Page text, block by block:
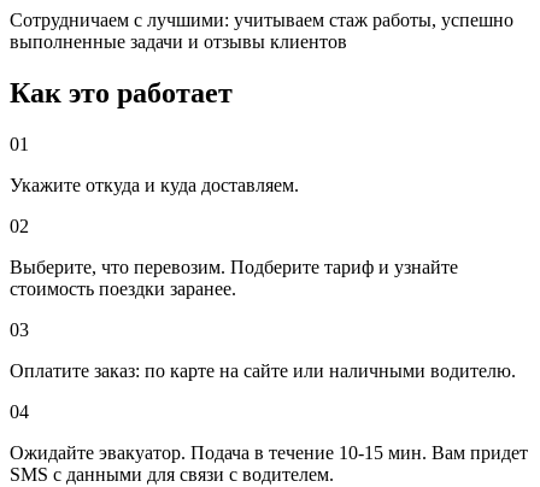
Сотрудничаем с лучшими: учитываем стаж работы, успешно
выполненные задачи и отзывы клиентов
Как это работает
01
Укажите откуда и куда доставляем.
02
Выберите, что перевозим. Подберите тариф и узнайте
стоимость поездки заранее.
03
Оплатите заказ: по карте на сайте или наличными водителю.
04
Ожидайте эвакуатор. Подача в течение 10-15 мин. Вам придет
SMS с данными для связи с водителем.